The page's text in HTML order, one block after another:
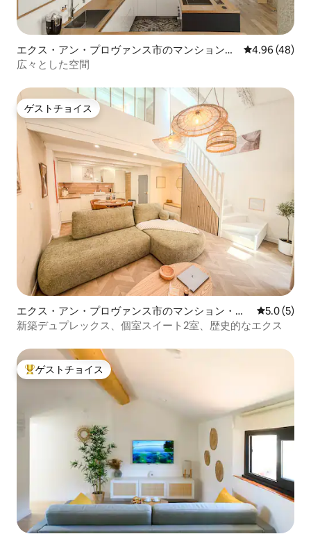
エクス・アン・プロヴァンス市のマンション・
アパート
レビュー48
4.96 (48)
広々とした空間
ゲストチョイス
ゲストチョイス
エクス・アン・プロヴァンス市のマンション・ア
パート
レビュー5
5.0 (5)
新築デュプレックス、個室スイート2室、歴史的なエクス
大好評のゲストチョイスです。
ゲストチョイス